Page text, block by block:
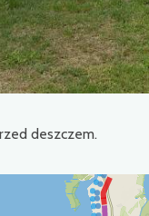
deszczem.